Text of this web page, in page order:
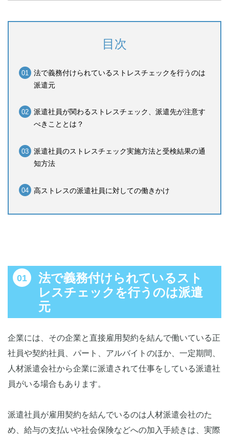
目次
法で義務付けられているストレスチェックを行うのは
派遣元
派遣社員が関わるストレスチェック、派遣先が注意す
べきこととは？
派遣社員のストレスチェック実施方法と受検結果の通
知方法
高ストレスの派遣社員に対しての働きかけ
法で義務付けられているスト
レスチェックを行うのは派遣
元
企業には、その企業と直接雇用契約を結んで働いている正
社員や契約社員、パート、アルバイトのほか、一定期間、
人材派遣会社から企業に派遣されて仕事をしている派遣社
員がいる場合もあります。
派遣社員が雇用契約を結んでいるのは人材派遣会社のた
め、給与の支払いや社会保険などへの加入手続きは、実際